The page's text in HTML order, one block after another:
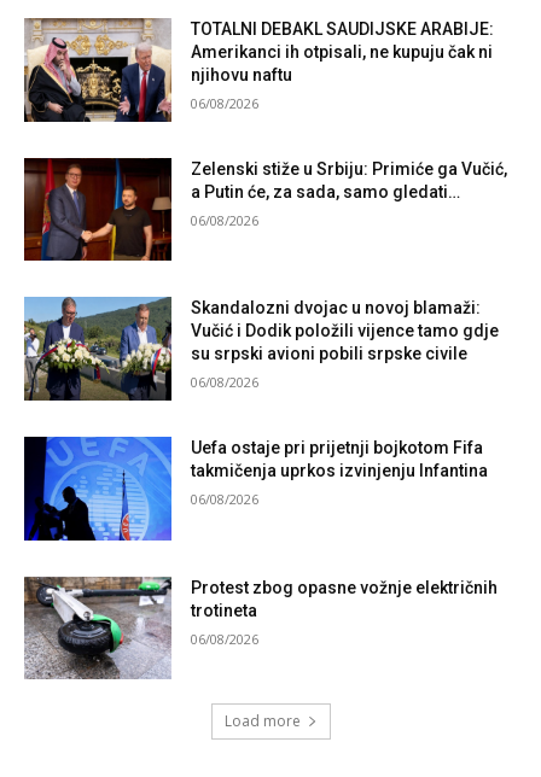
TOTALNI DEBAKL SAUDIJSKE ARABIJE:
Amerikanci ih otpisali, ne kupuju čak ni
njihovu naftu
06/08/2026
Zelenski stiže u Srbiju: Primiće ga Vučić,
a Putin će, za sada, samo gledati…
06/08/2026
Skandalozni dvojac u novoj blamaži:
Vučić i Dodik položili vijence tamo gdje
su srpski avioni pobili srpske civile
06/08/2026
Uefa ostaje pri prijetnji bojkotom Fifa
takmičenja uprkos izvinjenju Infantina
06/08/2026
Protest zbog opasne vožnje električnih
trotineta
06/08/2026
Load more